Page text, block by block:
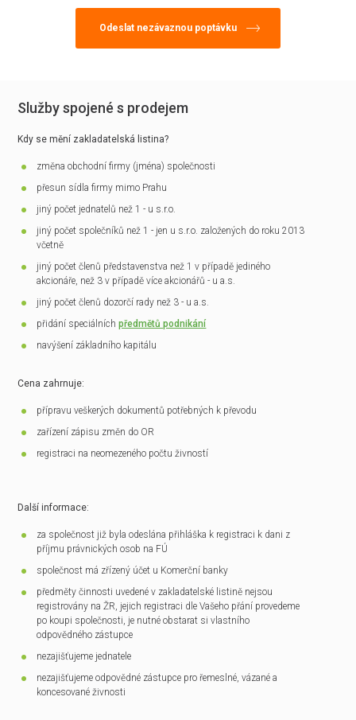
Služby spojené s prodejem
Kdy se mění zakladatelská listina?
změna obchodní firmy (jména) společnosti
přesun sídla firmy mimo Prahu
jiný počet jednatelů než 1 - u s.r.o.
jiný počet společníků než 1 - jen u s.r.o. založených do roku 2013
včetně
jiný počet členů představenstva než 1 v případě jediného
akcionáře, než 3 v případě více akcionářů - u a.s.
jiný počet členů dozorčí rady než 3 - u a.s.
přidání speciálníchpředmětů podnikání
navýšení základního kapitálu
Cena zahrnuje:
přípravu veškerých dokumentů potřebných k převodu
zařízení zápisu změn do OR
registraci na neomezeného počtu živností
Další informace:
za společnost již byla odeslána přihláška k registraci k dani z
příjmu právnických osob na FÚ
společnost má zřízený účet u Komerční banky
předměty činnosti uvedené v zakladatelské listině nejsou
registrovány na ŽR, jejich registraci dle Vašeho přání provedeme
po koupi společnosti, je nutné obstarat si vlastního
odpovědného zástupce
nezajišťujeme jednatele
nezajišťujeme odpovědné zástupce pro řemeslné, vázané a
koncesované živnosti